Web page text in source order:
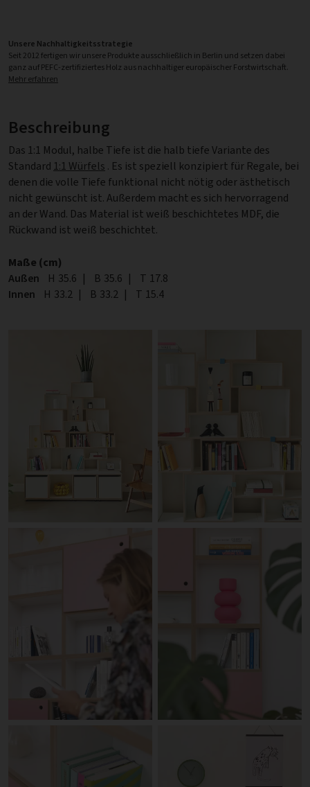
Unsere Nachhaltigkeitsstrategie
Seit 2012 fertigen wir unsere Produkte ausschließlich in Berlin und setzen dabei
ganz auf PEFC-zertifiziertes Holz aus nachhaltiger europäischer Forstwirtschaft.
Mehr erfahren
Beschreibung
Das 1:1 Modul, halbe Tiefe ist die halb tiefe Variante des
Standard 1:1 Würfels . Es ist speziell konzipiert für Regale, bei
denen die volle Tiefe funktional nicht nötig oder ästhetisch
nicht gewünscht ist. Außerdem macht es sich hervorragend
an der Wand. Das Material ist weiß beschichtetes MDF, die
Rückwand ist weiß beschichtet.
Maße (cm)
Außen
Höhe
H 35.6 | Breite
B 35.6 | Tiefe
T 17.8
Innen
Höhe
H 33.2 | Breite
B 33.2 | Tiefe
T 15.4